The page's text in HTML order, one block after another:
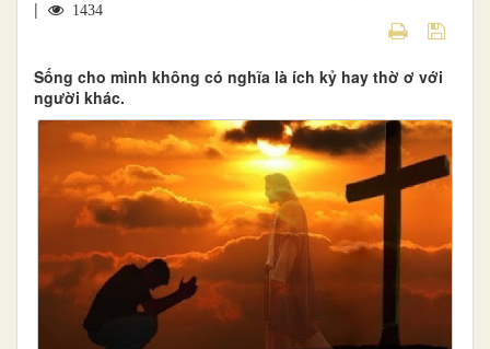
|
1434
Sống cho mình không có nghĩa là ích kỷ hay thờ ơ với
người khác.